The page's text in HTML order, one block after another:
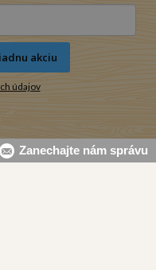
Zanechajte nám správu
akciu
údajov